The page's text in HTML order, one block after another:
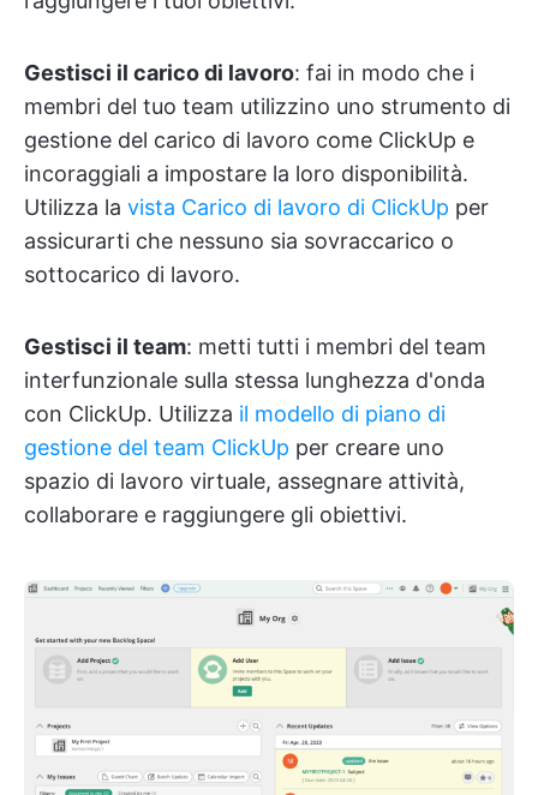
Gestisci il carico di lavoro: fai in modo che i
membri del tuo team utilizzino uno strumento di
gestione del carico di lavoro come ClickUp e
incoraggiali a impostare la loro disponibilità.
Utilizza la vista Carico di lavoro di ClickUp per
assicurarti che nessuno sia sovraccarico o
sottocarico di lavoro.
Gestisci il team: metti tutti i membri del team
interfunzionale sulla stessa lunghezza d'onda
con ClickUp. Utilizza il modello di piano di
gestione del team ClickUp per creare uno
spazio di lavoro virtuale, assegnare attività,
collaborare e raggiungere gli obiettivi.